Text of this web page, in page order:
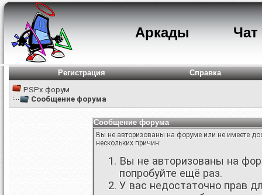
Аркады Чат
Регистрация
Справка
PSPx форум
Сообщение форума
Сообщение форума
Вы не авторизованы на форуме или не имеете
нескольких причин:
Вы не авторизованы на
попробуйте ещё раз.
У вас недостаточно прав